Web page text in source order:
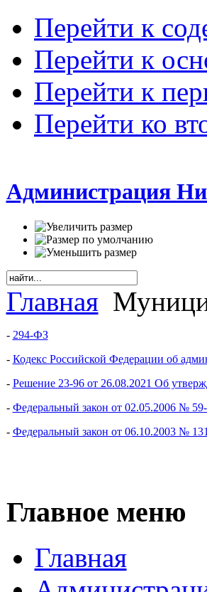
Перейти к
Перейти к
Перейти к
Перейти ко
Администрация
Главная
- 294-ФЗ
- Кодекс Российской Федерации об
- Решение 23-96 от 26.08.2021 Об
- Федеральный закон от 02.05.2006 №
- Федеральный закон от 06.10.2003 №
Главное меню
Главная